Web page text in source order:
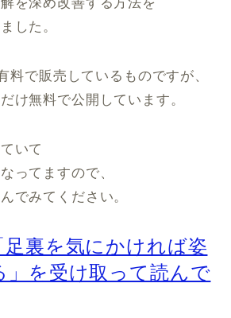
した。
料で販売しているものですが、
け無料で公開しています。
いて
ってますので、
でみてください。
足裏を気にかければ姿
」を受け取って読んで